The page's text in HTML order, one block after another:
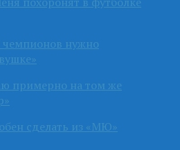
нужно
примерно на том же
сделать из «МЮ»